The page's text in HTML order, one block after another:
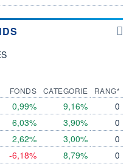
FONDS
0,99%
6,03%
2,62%
-6,18%
CATEGORIE
9,16%
3,90%
3,00%
8,79%
RANG*
0
0
0
0